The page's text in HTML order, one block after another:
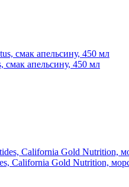
смак апельсину, 450 мл
California Gold Nutrition,